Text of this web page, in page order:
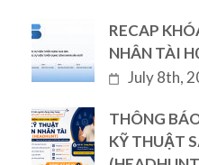
RECAP
NHÂN TÀI
July 8th,
THÔNG
KỸ THUẬT